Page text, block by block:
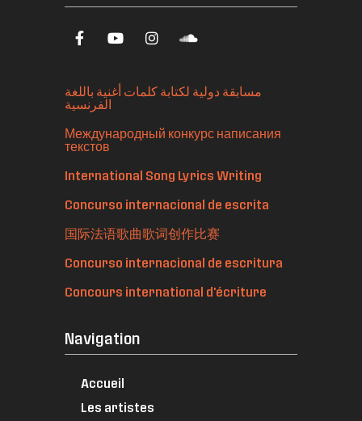
مسابقة دولية لكتابة كلمات أغنية باللغة
الفرنسية
Международный конкурс написания
текстов
International Song Lyrics Writing
Concurso internacional de escrita
国际法语歌曲歌词创作比赛
Concurso internacional de escritura
Concours international d'écriture
Navigation
Accueil
Les artistes